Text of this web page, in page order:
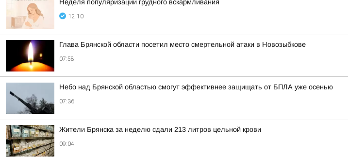
Неделя популяризации грудного вскармливания
12:10
Глава Брянской области посетил место смертельной атаки в Новозыбкове
07:58
Небо над Брянской областью смогут эффективнее защищать от БПЛА уже осенью
07:36
Жители Брянска за неделю сдали 213 литров цельной крови
09:04